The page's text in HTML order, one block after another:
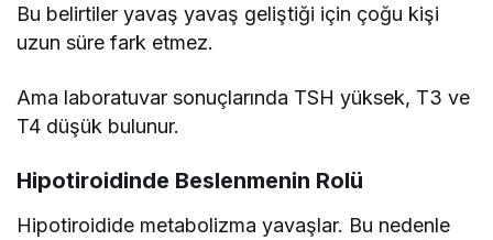
Bu belirtiler yavaş yavaş geliştiği için çoğu kişi
uzun süre fark etmez.
Ama laboratuvar sonuçlarında TSH yüksek, T3 ve
T4 düşük bulunur.
Hipotiroidinde Beslenmenin Rolü
Hipotiroidide metabolizma yavaşlar. Bu nedenle